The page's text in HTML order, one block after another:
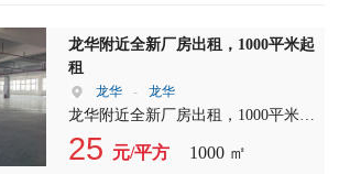
龙华附近全新厂房出租，1000平米起
租
龙华 - 龙华
龙华附近全新厂房出租，1000平米起
租，一楼层高8米，2-3楼层高6米，
生产主线到车间，配套齐全，有5吨
25 元/平方 1000 ㎡